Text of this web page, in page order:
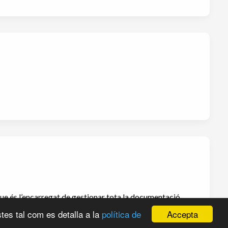
Accepta
tal com es detalla a la política de
és l’encarregat de gestionar tota la documentació
amb els socis europeus, organitzar els viatges i l’estada
fer les pràctiques, però els alumnes interessats